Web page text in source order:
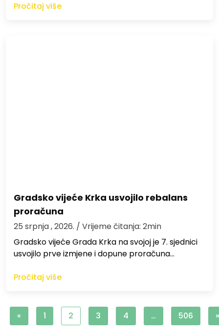
Pročitaj više
Gradsko vijeće Krka usvojilo rebalans
proračuna
25 srpnja , 2026. / Vrijeme čitanja: 2min
Gradsko vijeće Grada Krka na svojoj je 7. sjednici
usvojilo prve izmjene i dopune proračuna…
Pročitaj više
« 1 2 3 4 … 506 »